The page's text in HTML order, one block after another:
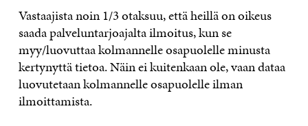
Vastaajista noin 1/3 otaksuu, että heillä on oikeus
saada palveluntarjoajalta ilmoitus, kun se
myy/luovuttaa kolmannelle osapuolelle minusta
kertynyttä tietoa. Näin ei kuitenkaan ole, vaan dataa
luovutetaan kolmannelle osapuolelle ilman
ilmoittamista.